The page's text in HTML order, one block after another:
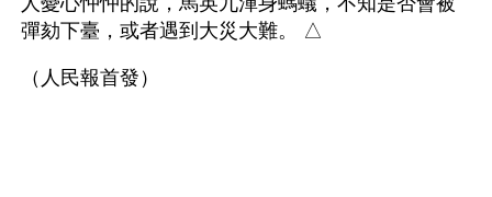
彈劾下臺，或者遇到大災大難。 △
（人民報首發）